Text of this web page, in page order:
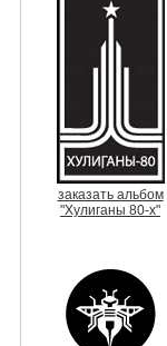
заказать альбом
"Хулиганы 80-х"